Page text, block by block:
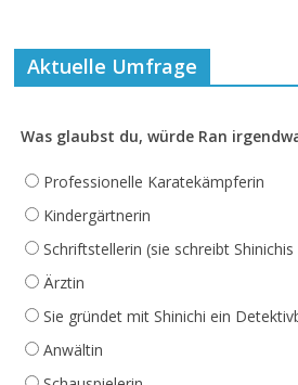
Aktuelle Umfrage
Was glaubst du, würde Ran
Professionelle Karatekämpferin
Kindergärtnerin
Schriftstellerin (sie schreibt
Ärztin
Sie gründet mit Shinichi ein
Anwältin